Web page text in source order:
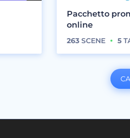
Pacchetto
online
263 SCENE 5